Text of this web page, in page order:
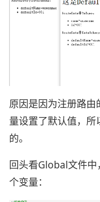
原因是因为注册路
量设置了默认值，
的。
回头看Global文件
个变量：